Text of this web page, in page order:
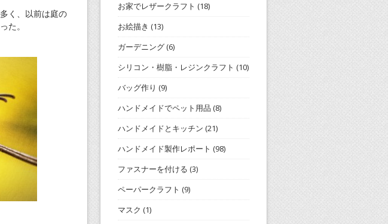
く、以前は庭の
た。
お家でレザークラフト (18)
お絵描き (13)
ガーデニング(6)
シリコン・樹脂・レジンクラフト (10)
バッグ作り (9)
ハンドメイドでペット用品 (8)
ハンドメイドとキッチン (21)
ハンドメイド製作レポート (98)
ファスナーを付ける (3)
ペーパークラフト (9)
マスク (1)